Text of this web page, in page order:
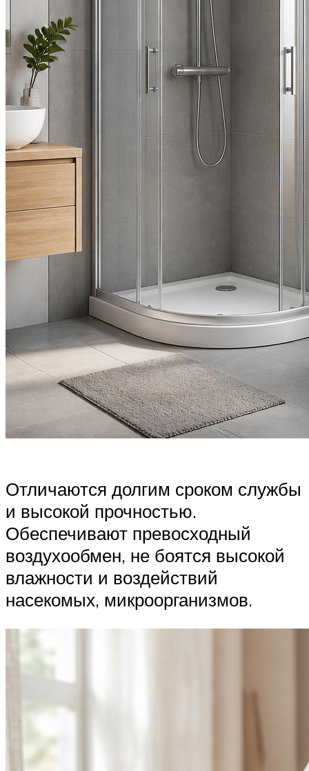
Отличаются долгим сроком службы
и высокой прочностью.
Обеспечивают превосходный
воздухообмен, не боятся высокой
влажности и воздействий
насекомых, микроорганизмов.